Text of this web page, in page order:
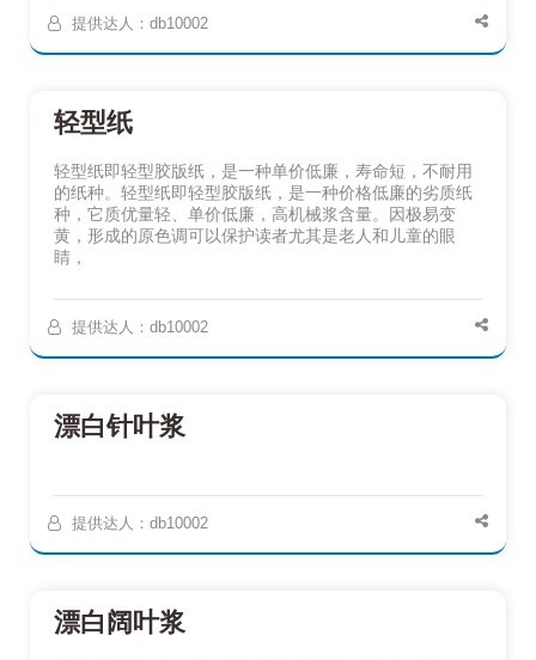
提供达人：db10002
轻型纸
轻型纸即轻型胶版纸，是一种单价低廉，寿命短，不耐用
的纸种。轻型纸即轻型胶版纸，是一种价格低廉的劣质纸
种，它质优量轻、单价低廉，高机械浆含量。因极易变
黄，形成的原色调可以保护读者尤其是老人和儿童的眼
睛，
提供达人：db10002
漂白针叶浆
提供达人：db10002
漂白阔叶浆